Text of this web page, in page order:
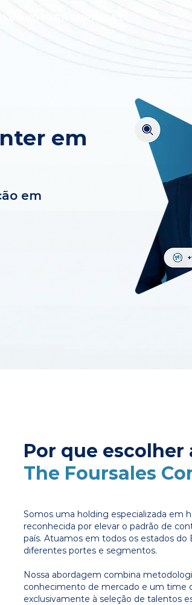
em
em
Por que escolher
The Foursales
Somos uma holding especializada em
reconhecida por elevar o padrão de
país. Atuamos em todos os estados do
diferentes portes e segmentos.
Nossa abordagem combina
conhecimento de mercado e um time
exclusivamente à seleção de talentos